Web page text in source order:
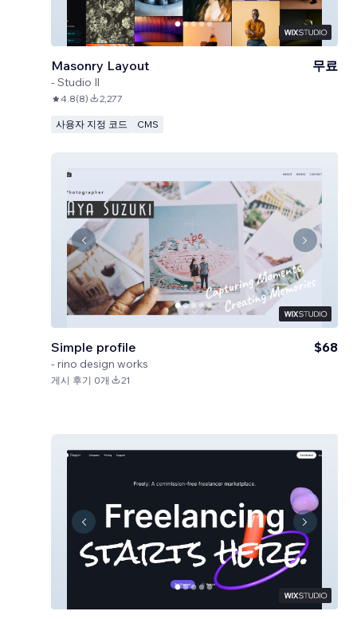
Masonry Layout
- Studio Il
무료
4.8(8) 2,277
사용자 지정 코드 CMS
Simple profile
- rino design works
$68
게시 후기 0개 21